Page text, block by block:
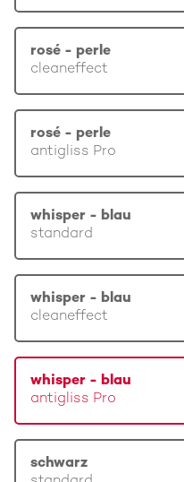
rosé - perle
cleaneffect
rosé - perle
antigliss Pro
whisper - blau
standard
whisper - blau
cleaneffect
whisper - blau
antigliss Pro
schwarz